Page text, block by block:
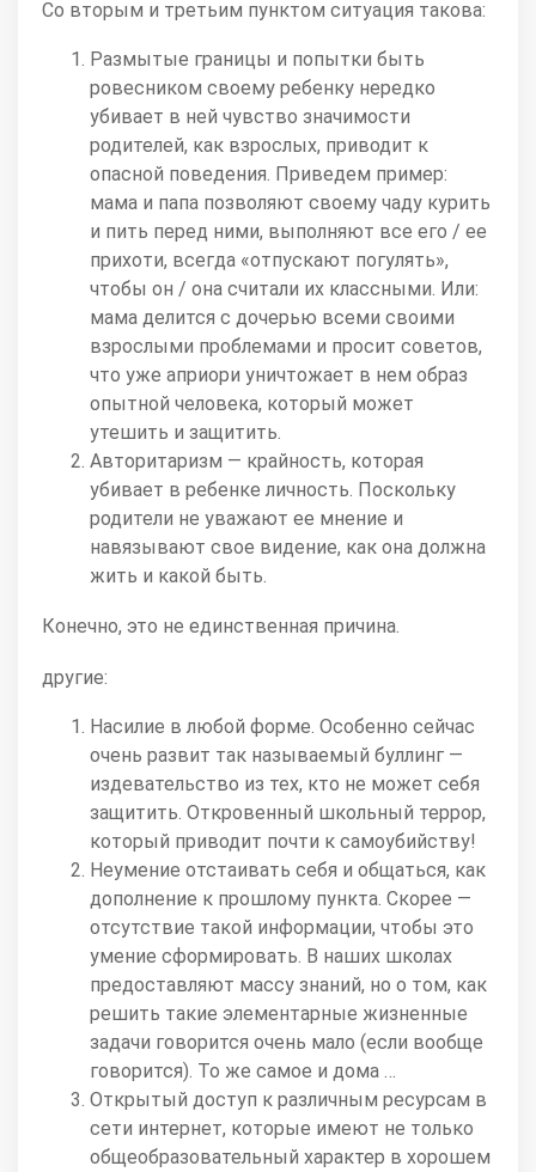
Со вторым и третьим пунктом ситуация такова:
Размытые границы и попытки быть
ровесником своему ребенку нередко
убивает в ней чувство значимости
родителей, как взрослых, приводит к
опасной поведения. Приведем пример:
мама и папа позволяют своему чаду курить
и пить перед ними, выполняют все его / ее
прихоти, всегда «отпускают погулять»,
чтобы он / она считали их классными. Или:
мама делится с дочерью всеми своими
взрослыми проблемами и просит советов,
что уже априори уничтожает в нем образ
опытной человека, который может
утешить и защитить.
Авторитаризм — крайность, которая
убивает в ребенке личность. Поскольку
родители не уважают ее мнение и
навязывают свое видение, как она должна
жить и какой быть.
Конечно, это не единственная причина.
другие:
Насилие в любой форме. Особенно сейчас
очень развит так называемый буллинг —
издевательство из тех, кто не может себя
защитить. Откровенный школьный террор,
который приводит почти к самоубийству!
Неумение отстаивать себя и общаться, как
дополнение к прошлому пункта. Скорее —
отсутствие такой информации, чтобы это
умение сформировать. В наших школах
предоставляют массу знаний, но о том, как
решить такие элементарные жизненные
задачи говорится очень мало (если вообще
говорится). То же самое и дома …
Открытый доступ к различным ресурсам в
сети интернет, которые имеют не только
общеобразовательный характер в хорошем